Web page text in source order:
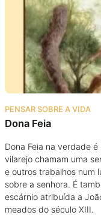
Taba na Escola
PENSAR SOBRE A VIDA
Dona Feia
Dona Feia na verdade
vilarejo chamam uma
e outros trabalhos num
sobre a senhora. É
escárnio atribuída a
meados do século XIII.